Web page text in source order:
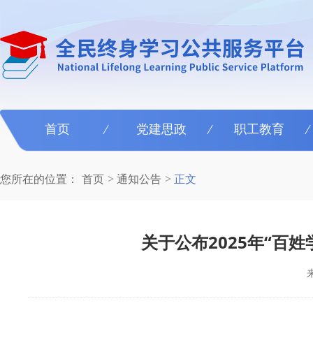
首页 党建思政 职工教育
您所在的位置： 首页 通知公告 正文
关于公布2025年“百姓